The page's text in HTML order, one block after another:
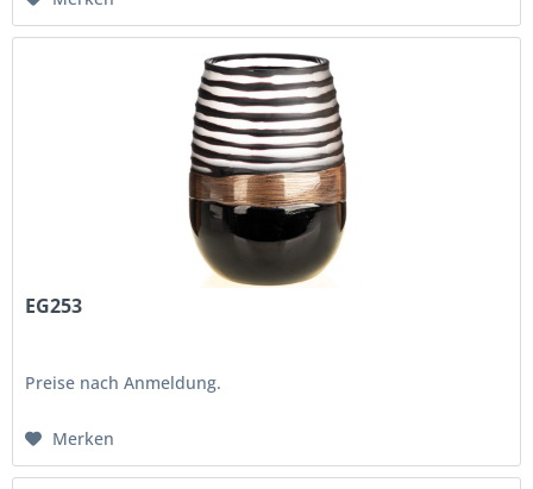
EG253
Preise nach Anmeldung.
Merken